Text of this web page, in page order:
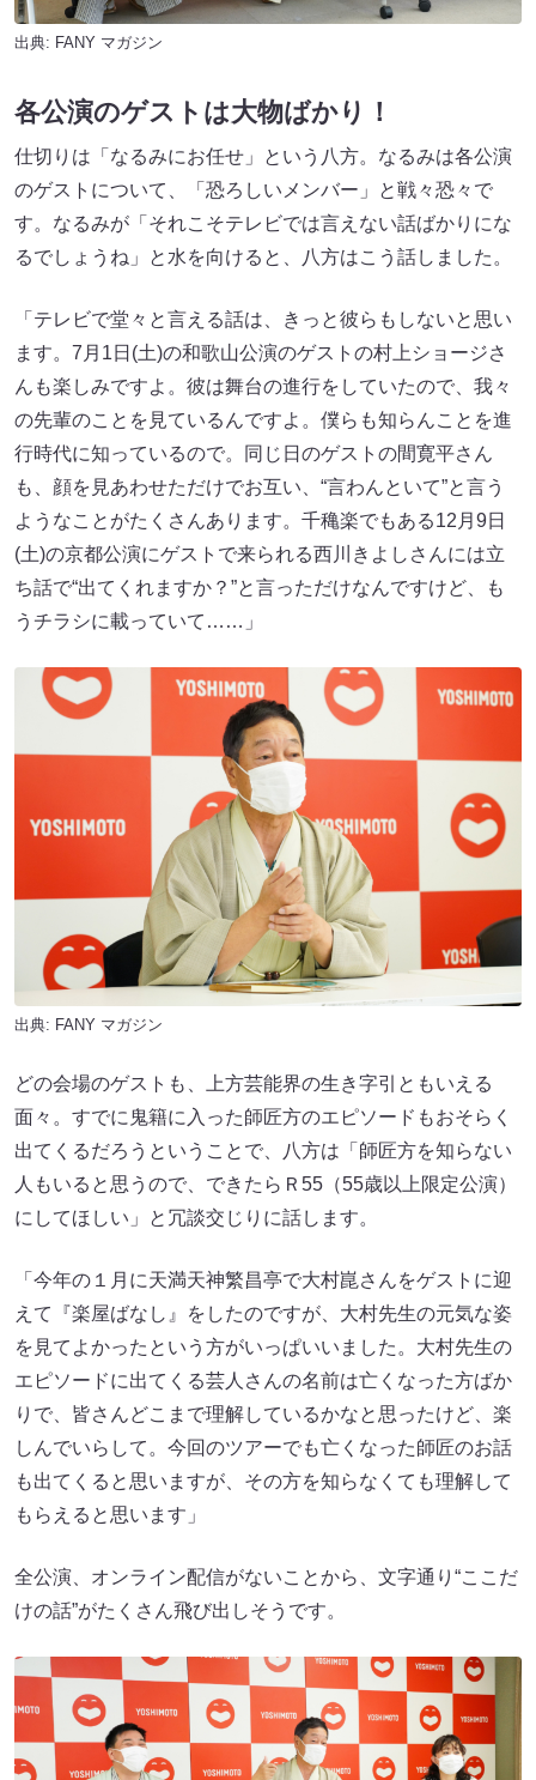
出典: FANY マガジン
各公演のゲストは大物ばかり！
仕切りは「なるみにお任せ」という八方。なるみは各公演
のゲストについて、「恐ろしいメンバー」と戦々恐々で
す。なるみが「それこそテレビでは言えない話ばかりにな
るでしょうね」と水を向けると、八方はこう話しました。
「テレビで堂々と言える話は、きっと彼らもしないと思い
ます。7月1日(土)の和歌山公演のゲストの村上ショージさ
んも楽しみですよ。彼は舞台の進行をしていたので、我々
の先輩のことを見ているんですよ。僕らも知らんことを進
行時代に知っているので。同じ日のゲストの間寛平さん
も、顔を見あわせただけでお互い、“言わんといて”と言う
ようなことがたくさんあります。千穐楽でもある12月9日
(土)の京都公演にゲストで来られる西川きよしさんには立
ち話で“出てくれますか？”と言っただけなんですけど、も
うチラシに載っていて……」
出典: FANY マガジン
どの会場のゲストも、上方芸能界の生き字引ともいえる
面々。すでに鬼籍に入った師匠方のエピソードもおそらく
出てくるだろうということで、八方は「師匠方を知らない
人もいると思うので、できたらＲ55（55歳以上限定公演）
にしてほしい」と冗談交じりに話します。
「今年の１月に天満天神繁昌亭で大村崑さんをゲストに迎
えて『楽屋ばなし』をしたのですが、大村先生の元気な姿
を見てよかったという方がいっぱいいました。大村先生の
エピソードに出てくる芸人さんの名前は亡くなった方ばか
りで、皆さんどこまで理解しているかなと思ったけど、楽
しんでいらして。今回のツアーでも亡くなった師匠のお話
も出てくると思いますが、その方を知らなくても理解して
もらえると思います」
全公演、オンライン配信がないことから、文字通り“ここだ
けの話”がたくさん飛び出しそうです。